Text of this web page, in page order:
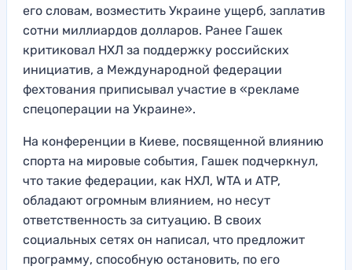
его словам, возместить Украине ущерб, заплатив
сотни миллиардов долларов. Ранее Гашек
критиковал НХЛ за поддержку российских
инициатив, а Международной федерации
фехтования приписывал участие в «рекламе
спецоперации на Украине».
На конференции в Киеве, посвященной влиянию
спорта на мировые события, Гашек подчеркнул,
что такие федерации, как НХЛ, WTA и ATP,
обладают огромным влиянием, но несут
ответственность за ситуацию. В своих
социальных сетях он написал, что предложит
программу, способную остановить, по его